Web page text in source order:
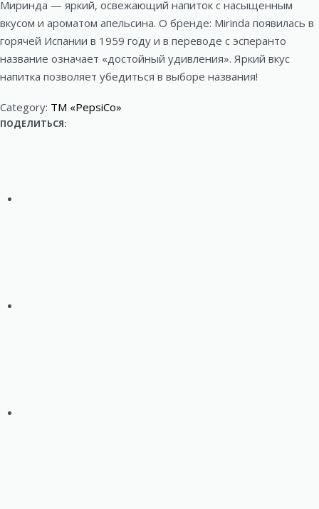
a
v
i
g
Миринда — яркий, освежающий напиток с насыщенным
вкусом и ароматом апельсина. О бренде: Mirinda появилась в
горячей Испании в 1959 году и в переводе с эсперанто
название означает «достойный удивления». Яркий вкус
напитка позволяет убедиться в выборе названия!
Category: ТМ «PepsiCo»
ПОДЕЛИТЬСЯ: